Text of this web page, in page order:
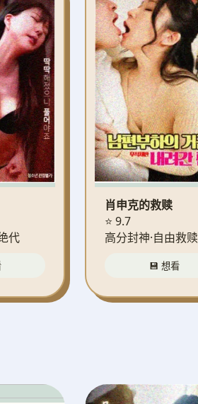
代
肖申克的救赎
⭐ 9.7
高分封神·自由救赎
💾 想看